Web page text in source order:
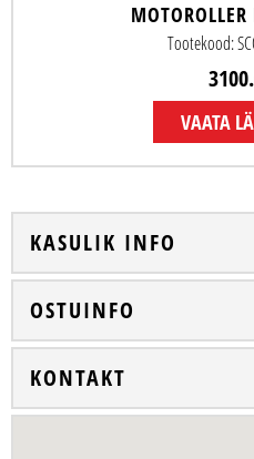
Tootekood:
VAATA
KASULIK INFO
OSTUINFO
KONTAKT